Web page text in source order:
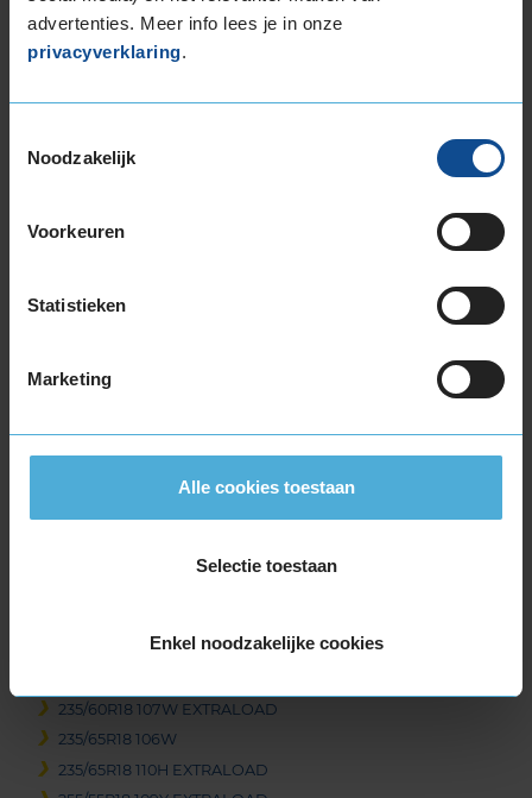
advertenties. Meer info lees je in onze
privacyverklaring.
Noodzakelijk
Voorkeuren
Statistieken
Marketing
Alle cookies toestaan
Selectie toestaan
Enkel noodzakelijke cookies
Montage Veilig & Zeker
Per band
1
of
Beschikbare bandenmaten
235/50R18 97V
235/60R18 107W EXTRALOAD
235/65R18 106W
235/65R18 110H EXTRALOAD